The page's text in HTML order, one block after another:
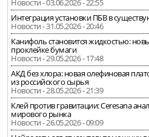
Интеграция установки ПБВ в
Новости - 31.05.2026 - 20:46
Канифоль становится жидкостью:
проклейке бумаги
Новости - 29.05.2026 - 17:48
АКД без хлора: новая олефиновая
из российского сырья
Новости - 28.05.2026 - 21:39
Клей против гравитации: Ceresana
мирового рынка
Новости - 26.05.2026 - 09:09